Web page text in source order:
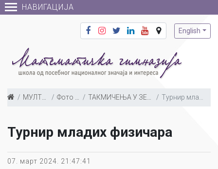
НАВИГАЦИЈА
English
МУЛТИМЕДИЈА Фото галерија ТАКМИЧЕЊА У ЗЕМЉИ-фотографије Турнир младих физичара
Турнир младих физичара
07. март 2024. 21:47:41